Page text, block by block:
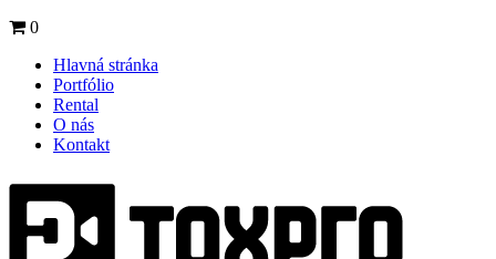
0
Hlavná stránka
Portfólio
Rental
O nás
Kontakt